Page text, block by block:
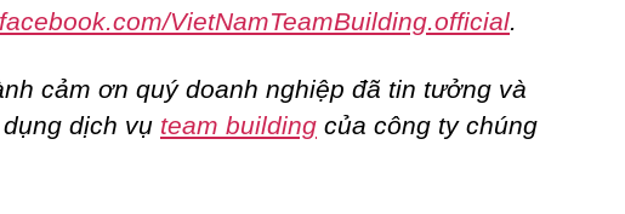
VietNamTeamBuilding.official.
cảm ơn quý doanh nghiệp đã tin tưởng và
dịch vụ team building của công ty chúng